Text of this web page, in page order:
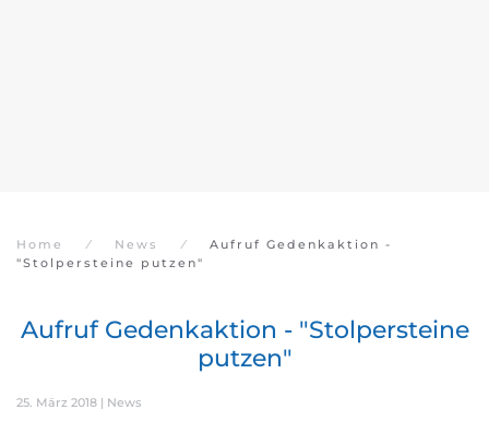
Home News
Aufruf Gedenkaktion -
"Stolpersteine putzen"
Aufruf Gedenkaktion - "Stolpersteine
putzen"
25. März 2018 | News